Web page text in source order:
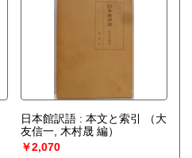
日本館訳語 : 本文と索引
（大
友信一, 木村晟 編）
￥2,070